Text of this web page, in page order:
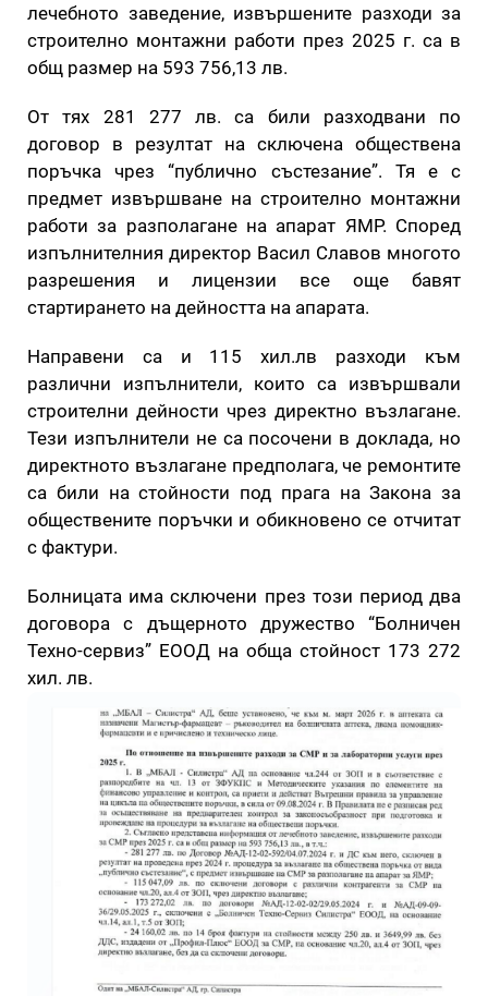
лечебното заведение, извършените разходи за
строително монтажни работи през 2025 г. са в
общ размер на 593 756,13 лв.
От тях 281 277 лв. са били разходвани по
договор в резултат на сключена обществена
поръчка чрез “публично състезание”. Тя е с
предмет извършване на строително монтажни
работи за разполагане на апарат ЯМР. Според
изпълнителния директор Васил Славов многото
разрешения и лицензии все още бавят
стартирането на дейността на апарата.
Направени са и 115 хил.лв разходи към
различни изпълнители, които са извършвали
строителни дейности чрез директно възлагане.
Тези изпълнители не са посочени в доклада, но
директното възлагане предполага, че ремонтите
са били на стойности под прага на Закона за
обществените поръчки и обикновено се отчитат
с фактури.
Болницата има сключени през този период два
договора с дъщерното дружество “Болничен
Техно-сервиз” ЕООД на обща стойност 173 272
хил. лв.